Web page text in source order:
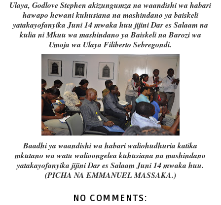
Ulaya, Godlove Stephen akizungumza na waandishi wa habari
hawapo hewani kuhusiana na mashindano ya baiskeli
yatakayofanyika Juni 14 mwaka huu jijini Dar es Salaam na
kulia ni Mkuu wa mashindano ya Baiskeli na Barozi wa
Umoja wa Ulaya Filiberto Sebregondi.
Baadhi ya waandishi wa habari waliohudhuria katika
mkutano wa watu walioongelea kuhusiana na mashindano
yatakayofanyika jijini Dar es Salaam Juni 14 mwaka huu.
(PICHA NA EMMANUEL MASSAKA.)
NO COMMENTS: